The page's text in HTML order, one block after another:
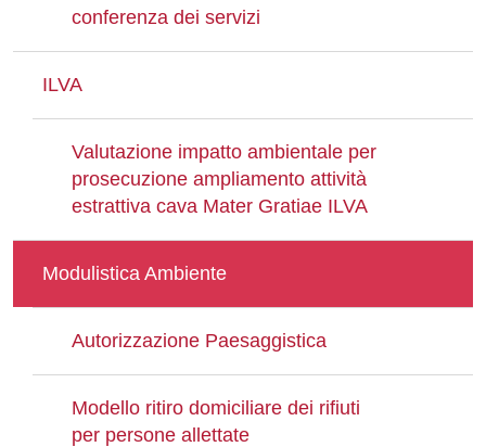
conferenza dei servizi
ILVA
Valutazione impatto ambientale per
prosecuzione ampliamento attività
estrattiva cava Mater Gratiae ILVA
Modulistica Ambiente
Autorizzazione Paesaggistica
Modello ritiro domiciliare dei rifiuti
per persone allettate